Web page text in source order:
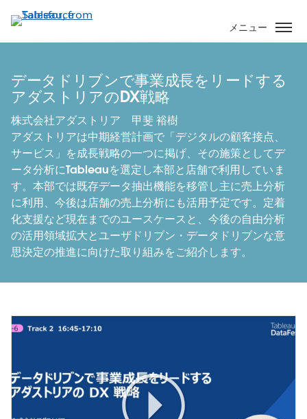
イ
ン
ツ
移
メニュー
データドリブンで事業成長をリードする
アダストリアのDX戦略
株式会社アダストリア 甲斐 裕樹
アダストリアは中期経営計画で「デジタルの顧客接点、
サービス」を成長戦略の一つに掲げ、その施策としてデ
ータ分析にTableauを選定し本部と店舗で利用していま
す。本部では既存データ抽出機能を移管し主に売上分析
に利用、今後は店舗の売上分析にも活用予定です。定着
化支援など現在までのユースケースと、今後の自由分析
の活用領域拡大とユーザドリブン・データドリブンな意
思決定の推進に向けた取り組みをご紹介します。